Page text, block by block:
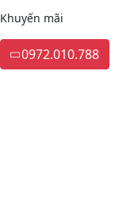
Khuyến mãi
0972.010.788